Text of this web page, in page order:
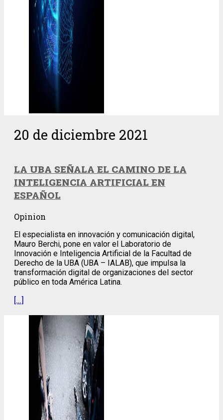
20 de diciembre 2021
LA UBA SEÑALA EL CAMINO DE LA
INTELIGENCIA ARTIFICIAL EN
ESPAÑOL
Opinion
El especialista en innovación y comunicación digital,
Mauro Berchi, pone en valor el Laboratorio de
Innovación e Inteligencia Artificial de la Facultad de
Derecho de la UBA (UBA – IALAB), que impulsa la
transformación digital de organizaciones del sector
público en toda América Latina.
[…]